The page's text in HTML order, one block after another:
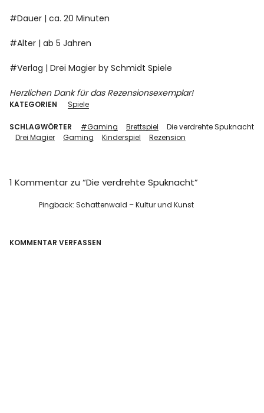
#Dauer | ca. 20 Minuten
#Alter | ab 5 Jahren
#Verlag | Drei Magier by Schmidt Spiele
Herzlichen Dank für das Rezensionsexemplar!
KATEGORIEN Spiele
SCHLAGWÖRTER #Gaming Brettspiel
Die verdrehte Spuknacht
Drei Magier
Gaming Kinderspiel Rezension
1 Kommentar zu “Die verdrehte Spuknacht”
Pingback:Schattenwald – Kultur und Kunst
KOMMENTAR VERFASSEN